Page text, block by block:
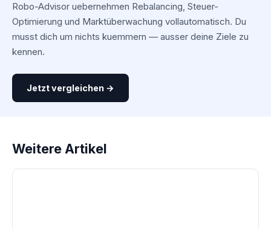
Robo-Advisor uebernehmen Rebalancing, Steuer-
Optimierung und Marktüberwachung vollautomatisch. Du
musst dich um nichts kuemmern — ausser deine Ziele zu
kennen.
Jetzt vergleichen →
Weitere Artikel